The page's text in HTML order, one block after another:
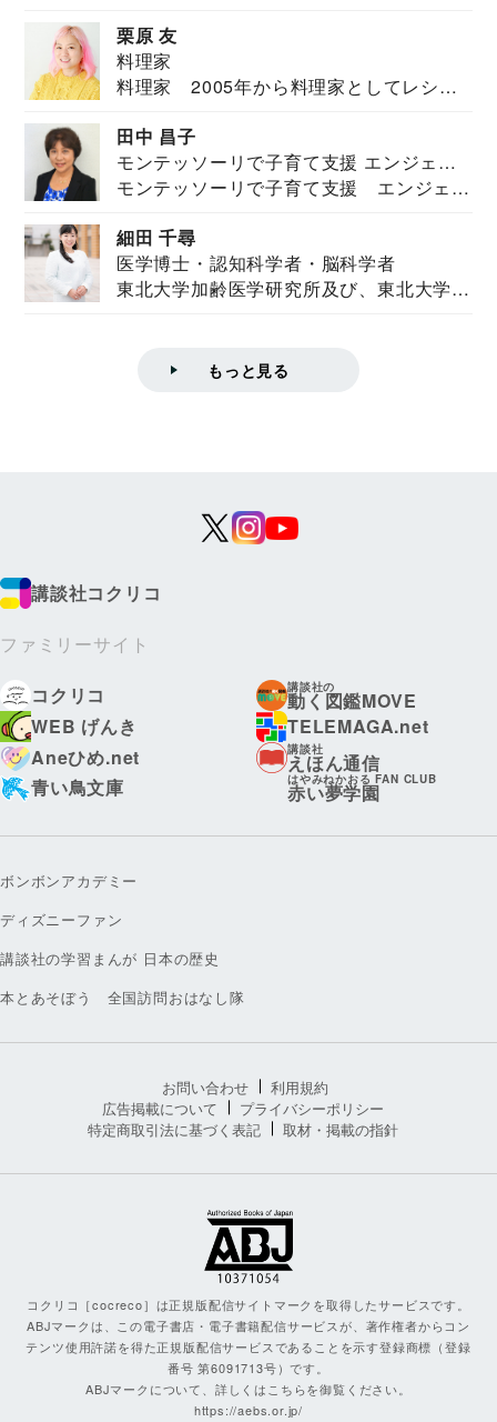
栗原 友
料理家
料理家 2005年から料理家としてレシピ
田中 昌子
モンテッソーリで子育て支援 エンジェル
ズハウス研究所所長
モンテッソーリで子育て支援 エンジェル
細田 千尋
医学博士・認知科学者・脳科学者
東北大学加齢医学研究所及び、東北大学大
もっと見る
講談社コクリコ
ファミリーサイト
コクリコ
講談社の
動く図鑑MOVE
WEB げんき
TELEMAGA.net
Aneひめ.net
講談社
えほん通信
青い鳥文庫
はやみねかおる FAN CLUB
赤い夢学園
ボンボンアカデミー
ディズニーファン
講談社の学習まんが 日本の歴史
本とあそぼう 全国訪問おはなし隊
お問い合わせ
利用規約
広告掲載について
プライバシーポリシー
特定商取引法に基づく表記
取材・掲載の指針
コクリコ［cocreco］は正規版配信サイトマークを取得したサービスです。
ABJマークは、この電子書店・電子書籍配信サービスが、著作権者からコン
テンツ使用許諾を得た正規版配信サービスであることを示す登録商標（登録
番号 第6091713号）です。
ABJマークについて、詳しくはこちらを御覧ください。
https://aebs.or.jp/